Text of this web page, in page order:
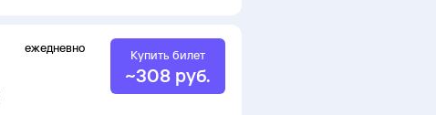
ежедневно Купить билет
~308 руб.